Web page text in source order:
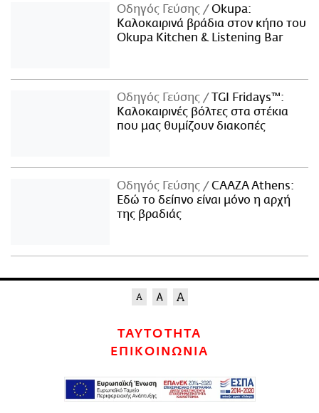
Οδηγός Γεύσης
Okupa:
Καλοκαιρινά βράδια στον κήπο του
Okupa Kitchen & Listening Bar
Οδηγός Γεύσης
TGI Fridays™:
Kαλοκαιρινές βόλτες στα στέκια
που μας θυμίζουν διακοπές
Οδηγός Γεύσης
CAAZA Athens:
Εδώ το δείπνο είναι μόνο η αρχή
της βραδιάς
ΤΑΥΤΟΤΗΤΑ
ΕΠΙΚΟΙΝΩΝΙΑ